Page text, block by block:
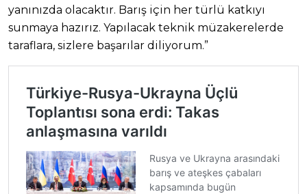
yanınızda olacaktır. Barış için her türlü katkıyı
sunmaya hazırız. Yapılacak teknik müzakerelerde
taraflara, sizlere başarılar diliyorum.”